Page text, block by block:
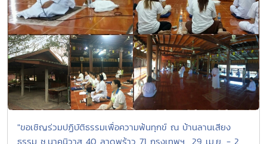
"ขอเชิญร่วมปฏิบัติธรรมเพื่อความพ้นทุกข์ ณ บ้านลานเสียง
ธรรม ซ.นาคนิวาส 40 ลาดพร้าว 71 กรุงเทพฯ 29 เม.ย. - 2